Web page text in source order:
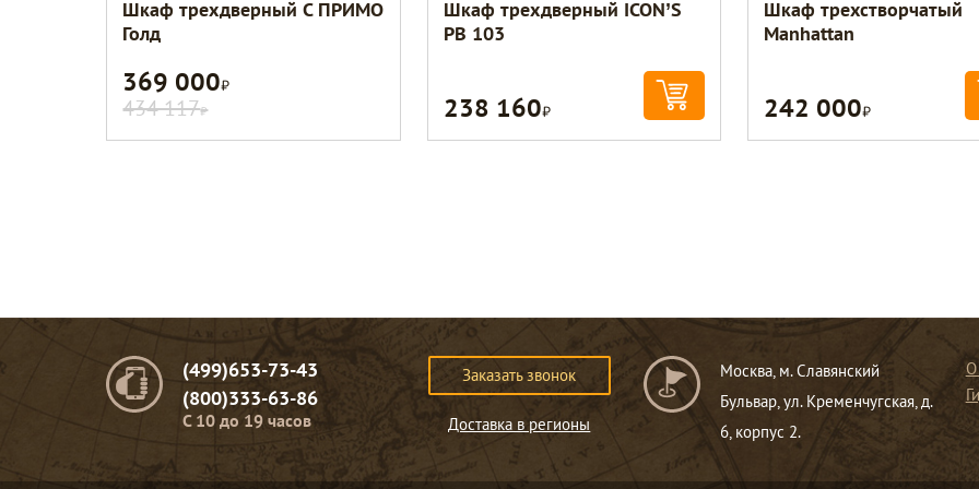
Шкаф трехдверный C ПРИМО
Голд
369 000Р
434 117Р
Шкаф трехдверный ICON’S
РВ 103
238 160Р
Шкаф трехстворчатый
Manhattan
242 000Р
(499)653-73-43
(800)333-63-86
C 10 до 19 часов
Заказать звонок
Доставка в регионы
Москва, м. Славянский
Бульвар, ул. Кременчугская, д.
6, корпус 2.
О